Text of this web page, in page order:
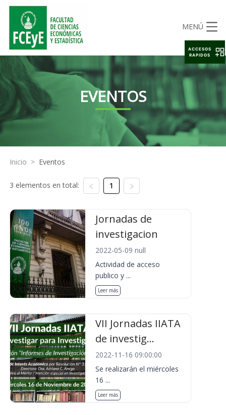
MENÚ
EVENTOS
Inicio > Eventos
3 elementos en total: 1
Jornadas de
investigacion
2022-05-09 null
Actividad de acceso
publico y ...
Leer más
VII Jornadas IIATA
de investig...
2022-11-16 09:00:00
Se realizarán el miércoles
16 ...
Leer más
ACCESOS
RAPIDOS